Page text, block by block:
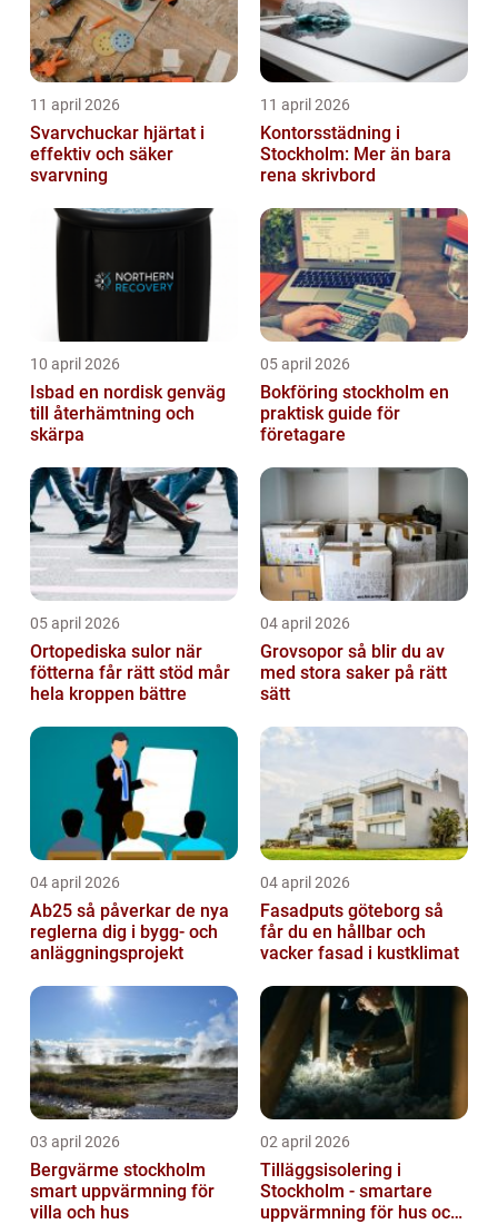
11 april 2026
Svarvchuckar hjärtat i
effektiv och säker
svarvning
11 april 2026
Kontorsstädning i
Stockholm: Mer än bara
rena skrivbord
10 april 2026
Isbad en nordisk genväg
till återhämtning och
skärpa
05 april 2026
Bokföring stockholm en
praktisk guide för
företagare
05 april 2026
Ortopediska sulor när
fötterna får rätt stöd mår
hela kroppen bättre
04 april 2026
Grovsopor så blir du av
med stora saker på rätt
sätt
04 april 2026
Ab25 så påverkar de nya
reglerna dig i bygg- och
anläggningsprojekt
04 april 2026
Fasadputs göteborg så
får du en hållbar och
vacker fasad i kustklimat
03 april 2026
Bergvärme stockholm
smart uppvärmning för
villa och hus
02 april 2026
Tilläggsisolering i
Stockholm - smartare
uppvärmning för hus och